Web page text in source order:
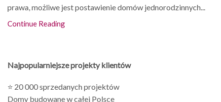
prawa, możliwe jest postawienie domów jednorodzinnych...
Continue Reading
Najpopularniejsze projekty klientów
⭐ 20 000 sprzedanych projektów
Domy budowane w całej Polsce